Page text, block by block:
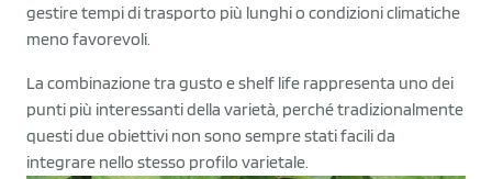
gestire tempi di trasporto più lunghi o condizioni climatiche
meno favorevoli.
La combinazione tra gusto e shelf life rappresenta uno dei
punti più interessanti della varietà, perché tradizionalmente
questi due obiettivi non sono sempre stati facili da
integrare nello stesso profilo varietale.